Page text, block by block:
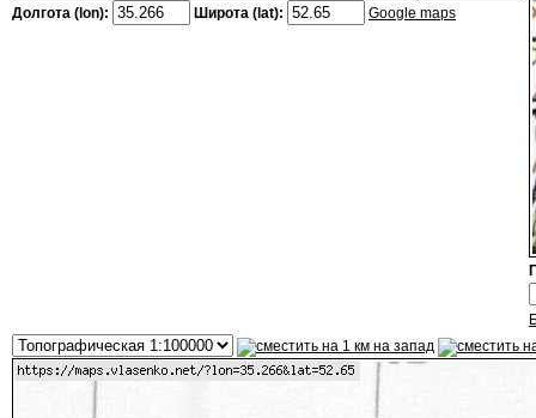
Долгота (lon): Широта (lat): Google maps